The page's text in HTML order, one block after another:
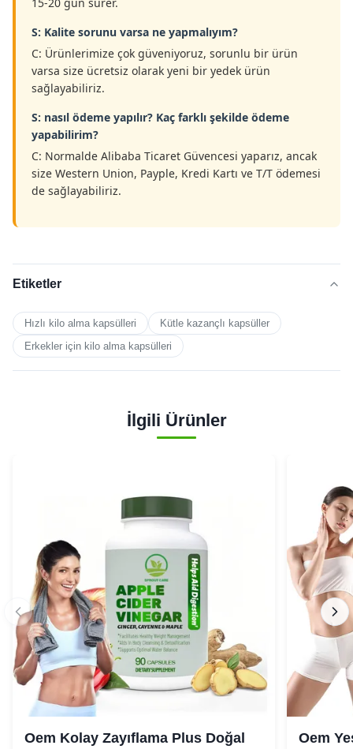
S: Kalite sorunu varsa ne yapmalıyım?
C: Ürünlerimize çok güveniyoruz, sorunlu bir ürün
varsa size ücretsiz olarak yeni bir yedek ürün
sağlayabiliriz.
S: nasıl ödeme yapılır? Kaç farklı şekilde ödeme
yapabilirim?
C: Normalde Alibaba Ticaret Güvencesi yaparız, ancak
size Western Union, Payple, Kredi Kartı ve T/T ödemesi
de sağlayabiliriz.
Etiketler
Hızlı kilo alma kapsülleri
Kütle kazançlı kapsüller
Erkekler için kilo alma kapsülleri
İlgili Ürünler
Oem Kolay Zayıflama Plus Doğal
Oem